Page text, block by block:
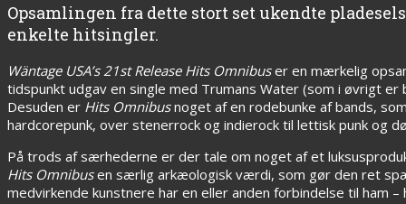
Opsamlingen fra dette stort set ukendte
enkelte hitsingler.
Wäntage USA’s 21st Release Hits Omnibuser en mærkelig
tidspunkt udgav en single med Trumans Water (som i øvrigt
Desuden er Hits Omnibusnoget af en rodebunke af bands,
hardcorepunk, over stenerrock og indierock til lettisk punk og
På trods af særhederne er der tale om noget af et
Hits Omnibusen særlig arkæologisk værdi, som gør den ret
medvirkende kunstnere har en eller anden forbindelse til ham